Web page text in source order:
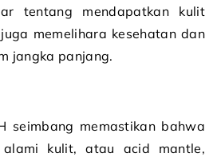
tentang mendapatkan kulit
memelihara kesehatan dan
jangka panjang.
seimbang memastikan bahwa
alami kulit, atau acid mantle,